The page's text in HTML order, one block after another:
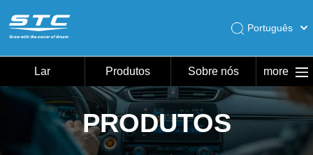
Lar
Português
Pусский
Español
Lar Produtos Sobre nós more
PRODUTOS